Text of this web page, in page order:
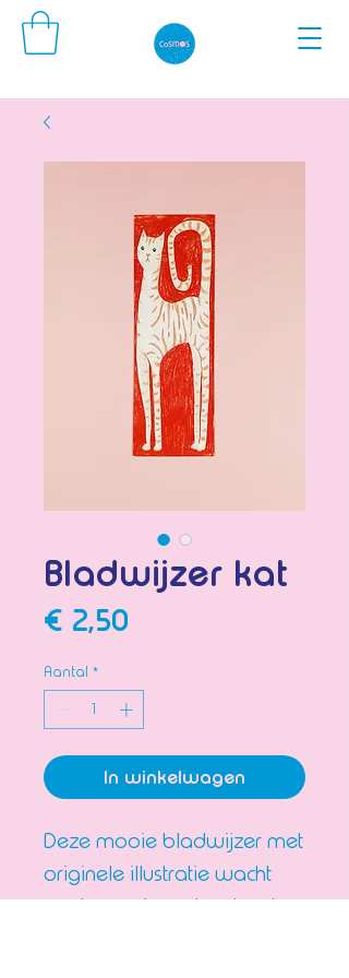
Bladwijzer kat
€ 2,50
Aantal *
In winkelwagen
Deze mooie bladwijzer met
originele illustratie wacht
om tussen jouw boeken te